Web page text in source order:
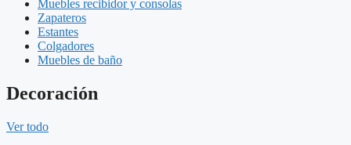
Muebles recibidor y consolas
Zapateros
Estantes
Colgadores
Muebles de baño
Decoración
Ver todo